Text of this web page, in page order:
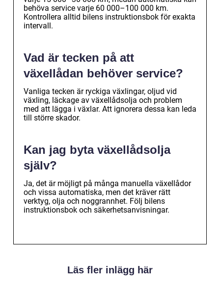
behöva service varje 60 000–100 000 km.
Kontrollera alltid bilens instruktionsbok för exakta
intervall.
Vad är tecken på att
växellådan behöver service?
Vanliga tecken är ryckiga växlingar, oljud vid
växling, läckage av växellådsolja och problem
med att lägga i växlar. Att ignorera dessa kan leda
till större skador.
Kan jag byta växellådsolja
själv?
Ja, det är möjligt på många manuella växellådor
och vissa automatiska, men det kräver rätt
verktyg, olja och noggrannhet. Följ bilens
instruktionsbok och säkerhetsanvisningar.
Läs fler inlägg här